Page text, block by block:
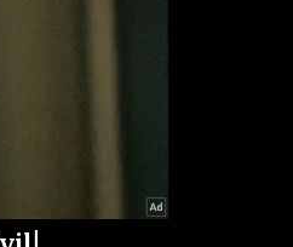
indicou a
de milhares de
de resgate.
que aumenta o risco